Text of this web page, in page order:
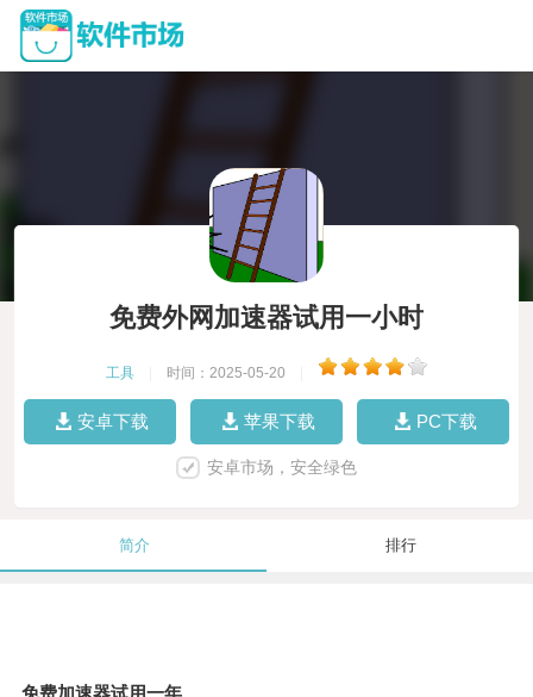
免费外网加速器试用一小时
工具 时间：2025-05-20
安卓下载 苹果下载 PC下载
安卓市场，安全绿色
简介 排行